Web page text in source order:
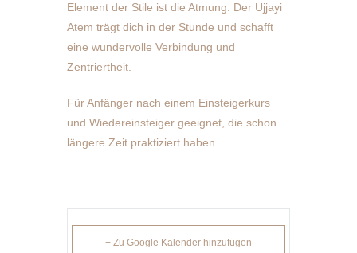
Element der Stile ist die Atmung: Der Ujjayi
Atem trägt dich in der Stunde und schafft
eine wundervolle Verbindung und
Zentriertheit.
Für Anfänger nach einem Einsteigerkurs
und Wiedereinsteiger geeignet, die schon
längere Zeit praktiziert haben.
+ Zu Google Kalender hinzufügen